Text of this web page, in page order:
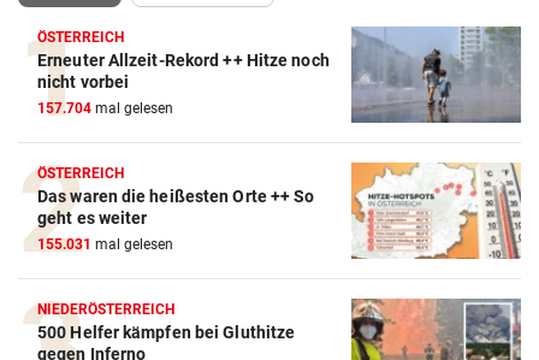
ÖSTERREICH
Erneuter Allzeit-Rekord ++ Hitze noch
nicht vorbei
157.704 mal gelesen
ÖSTERREICH
Das waren die heißesten Orte ++ So
geht es weiter
155.031 mal gelesen
NIEDERÖSTERREICH
500 Helfer kämpfen bei Gluthitze
gegen Inferno